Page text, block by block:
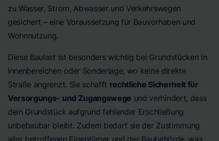
zu Wasser, Strom, Abwasser und Verkehrswegen
gesichert – eine Voraussetzung für Bauvorhaben und
Wohnnutzung.
Diese Baulast ist besonders wichtig bei Grundstücken in
Innenbereichen oder Sonderlage, wo keine direkte
Straße angrenzt. Sie schafft rechtliche Sicherheit für
Versorgungs- und Zugangswege und verhindert, dass
dein Grundstück aufgrund fehlender Erschließung
unbebaubar bleibt. Zudem bedarf sie der Zustimmung
aller betroffenen Eigentümer und der Baubehörde, was